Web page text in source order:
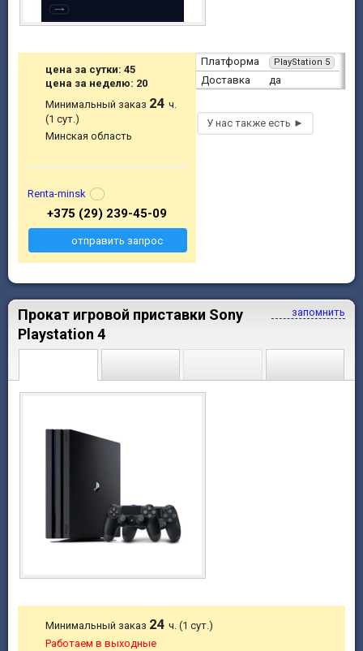
Платформа PlayStation 5
Доставка да
цена за сутки: 45
цена за неделю: 20
Минимальный заказ 24ч.
(1 сут.)
Минская область
Renta-minsk
+375 (29) 239-45-09
отправить запрос
запомнить
Прокат игровой приставки Sony
Playstation 4
Минимальный заказ 24ч. (1 сут.)
Работаем в выходные